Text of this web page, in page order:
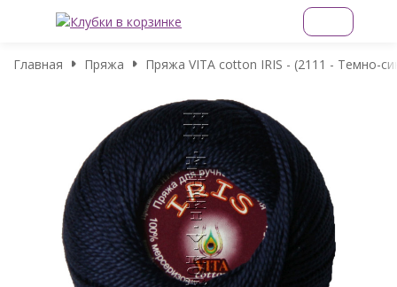
Главная Пряжа Пряжа VITA cotton IRIS - (2111 - Темно-